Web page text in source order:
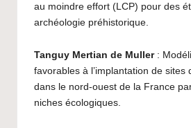
au moindre effort (LCP) pour des
archéologie préhistorique.
Tanguy Mertian de Muller:
favorables à l’implantation de sites
dans le nord-ouest de la France
niches écologiques.